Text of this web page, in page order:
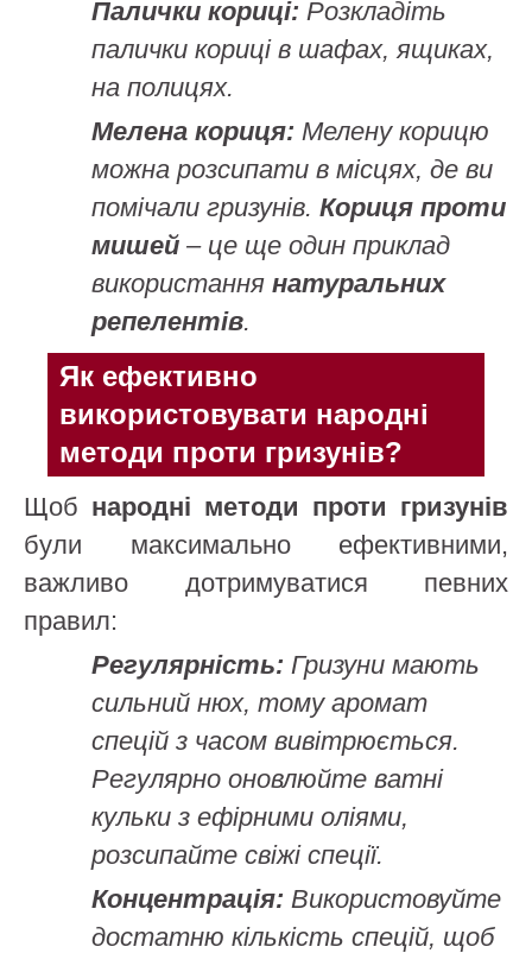
Палички кориці: Розкладіть
палички кориці в шафах, ящиках,
на полицях.
Мелена кориця: Мелену корицю
можна розсипати в місцях, де ви
помічали гризунів.Кориця проти
мишей – це ще один приклад
використаннянатуральних
репелентів.
Як ефективно
використовувати народні
методи проти гризунів?
Щоб народні методи проти гризунів
були максимально ефективними,
важливо дотримуватися певних
правил:
Регулярність: Гризуни мають
сильний нюх, тому аромат
спецій з часом вивітрюється.
Регулярно оновлюйте ватні
кульки з ефірними оліями,
розсипайте свіжі спеції.
Концентрація: Використовуйте
достатню кількість спецій, щоб